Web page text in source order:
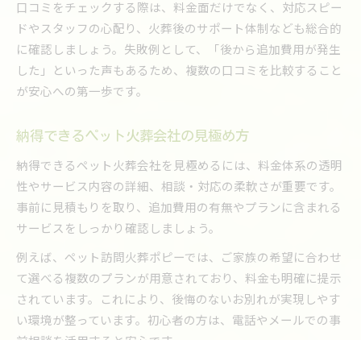
口コミをチェックする際は、料金面だけでなく、対応スピー
ドやスタッフの心配り、火葬後のサポート体制なども総合的
に確認しましょう。失敗例として、「後から追加費用が発生
した」といった声もあるため、複数の口コミを比較すること
が安心への第一歩です。
納得できるペット火葬会社の見極め方
納得できるペット火葬会社を見極めるには、料金体系の透明
性やサービス内容の詳細、相談・対応の柔軟さが重要です。
事前に見積もりを取り、追加費用の有無やプランに含まれる
サービスをしっかり確認しましょう。
例えば、ペット訪問火葬ポピーでは、ご家族の希望に合わせ
て選べる複数のプランが用意されており、料金も明確に提示
されています。これにより、後悔のないお別れが実現しやす
い環境が整っています。初心者の方は、電話やメールでの事